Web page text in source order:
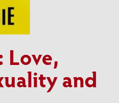
Love,
and